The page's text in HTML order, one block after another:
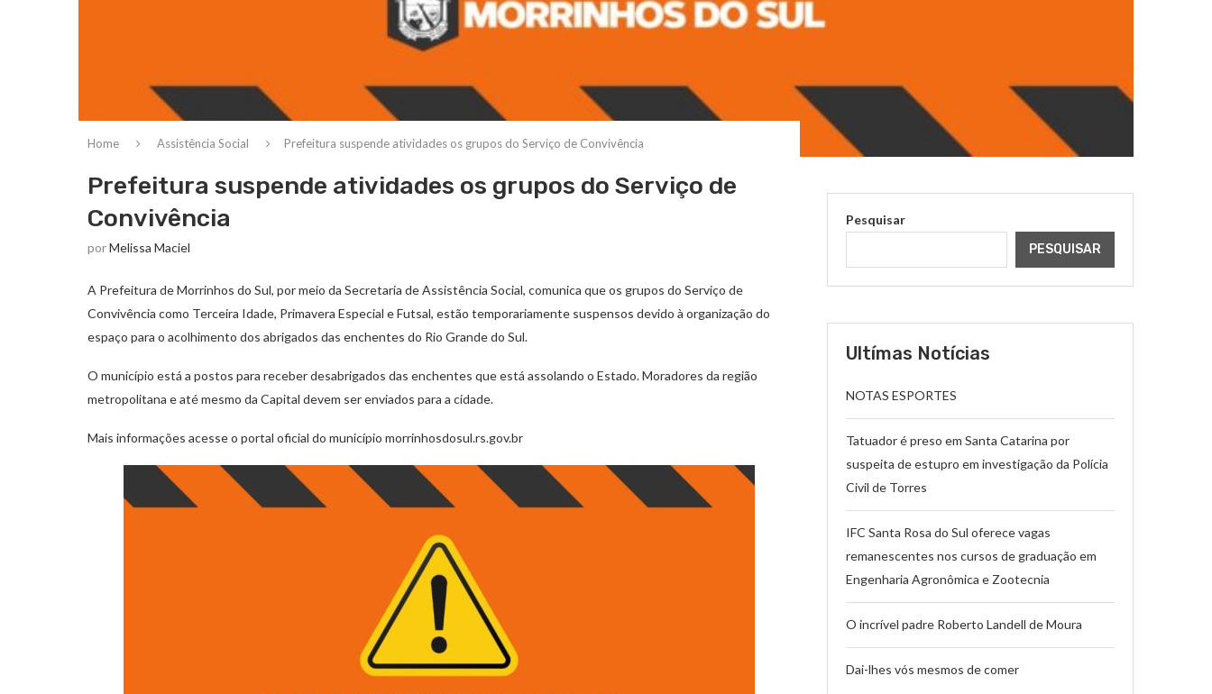
Home Assistência Social Prefeitura suspende atividades os grupos do Serviço de Convivência
Prefeitura suspende atividades os grupos do Serviço de
Convivência
porMelissa Maciel
A Prefeitura de Morrinhos do Sul, por meio da Secretaria de Assistência Social, comunica que os grupos do Serviço de
Convivência como Terceira Idade, Primavera Especial e Futsal, estão temporariamente suspensos devido à organização do
espaço para o acolhimento dos abrigados das enchentes do Rio Grande do Sul.
O município está a postos para receber desabrigados das enchentes que está assolando o Estado. Moradores da região
metropolitana e até mesmo da Capital devem ser enviados para a cidade.
Mais informações acesse o portal oficial do município morrinhosdosul.rs.gov.br
Pesquisar
PESQUISAR
Ultímas Notícias
NOTAS ESPORTES
Tatuador é preso em Santa Catarina por
suspeita de estupro em investigação da Polícia
Civil de Torres
IFC Santa Rosa do Sul oferece vagas
remanescentes nos cursos de graduação em
Engenharia Agronômica e Zootecnia
O incrível padre Roberto Landell de Moura
Dai-lhes vós mesmos de comer